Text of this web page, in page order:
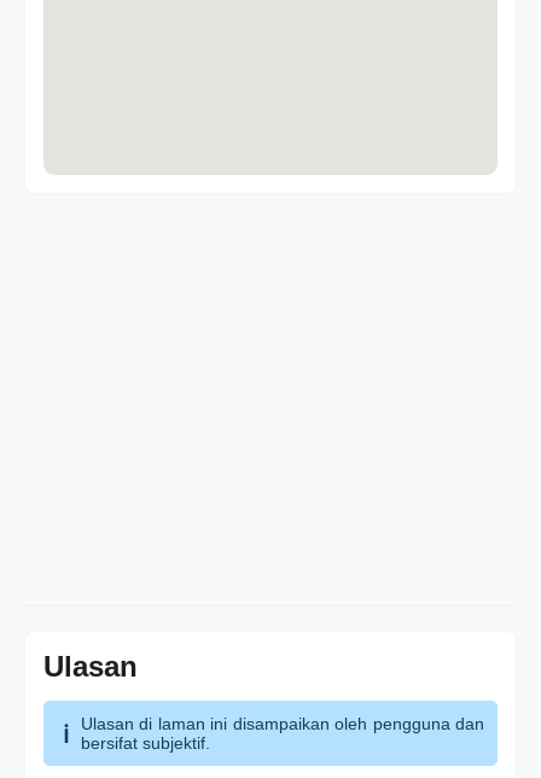
Ulasan
Ulasan di laman ini disampaikan oleh pengguna dan
bersifat subjektif.